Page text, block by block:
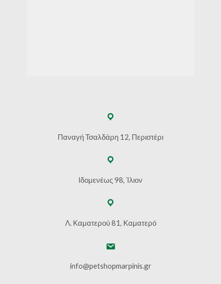
Παναγή Τσαλδάρη 12, Περιστέρι
Ιδομενέως 98, Ίλιον
Λ. Καματερού 81, Καματερό
info@petshopmarpinis.gr